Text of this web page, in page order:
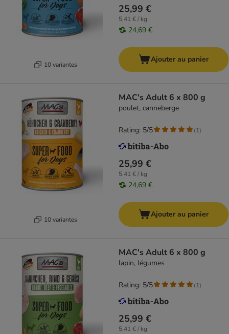
10 variantes
25,99 €
5,41 € / kg
24,69 €
Ajouter au panier
10 variantes
MAC's Adult 6 x 800 g
poulet, canneberge
25,99 €
5,41 € / kg
24,69 €
Rating: 5/5 (1)
Ajouter au panier
MAC's Adult 6 x 800 g
lapin, légumes
25,99 €
5,41 € / kg
Rating: 5/5 (1)